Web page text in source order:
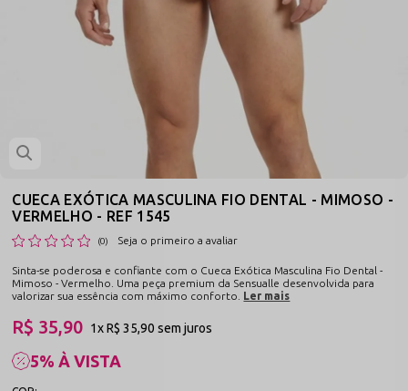
CUECA EXÓTICA MASCULINA FIO DENTAL - MIMOSO -
VERMELHO - REF 1545
(0) Seja o primeiro a avaliar
Sinta-se poderosa e confiante com o Cueca Exótica Masculina Fio Dental -
Mimoso - Vermelho. Uma peça premium da Sensualle desenvolvida para
valorizar sua essência com máximo conforto.
Ler mais
5% À VISTA
R$ 35,90 1xR$ 35,90sem juros